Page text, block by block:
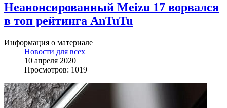
Неанонсированный Meizu 17 ворвался
в топ рейтинга AnTuTu
Информация о материале
Новости для всех
10 апреля 2020
Просмотров: 1019